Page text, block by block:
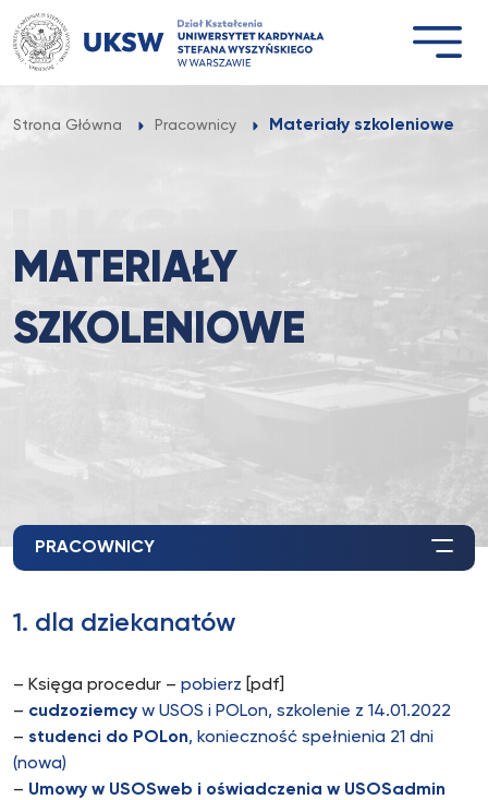
Przejdź
do
treści
Strona Główna Pracownicy Materiały szkoleniowe
MATERIAŁY
SZKOLENIOWE
PRACOWNICY
1. dla dziekanatów
– Księga procedur – pobierz [pdf]
– cudzoziemcy w USOS i POLon, szkolenie z 14.01.2022
– studenci do POLon, konieczność spełnienia 21 dni
(nowa)
– Umowy w USOSweb i oświadczenia w USOSadmin